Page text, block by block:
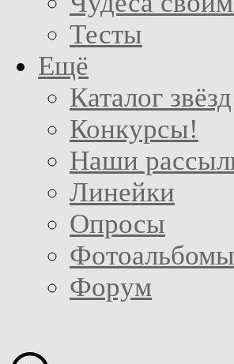
Тесты
Ещё
Каталог звёзд
Конкурсы!
Наши
Линейки
Опросы
Фотоальбомы
Форум